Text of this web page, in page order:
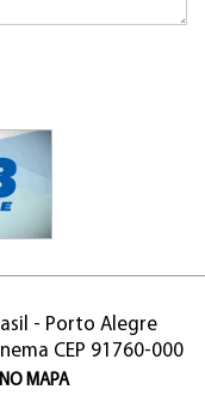
- Porto Alegre
CEP 91760-000
MAPA